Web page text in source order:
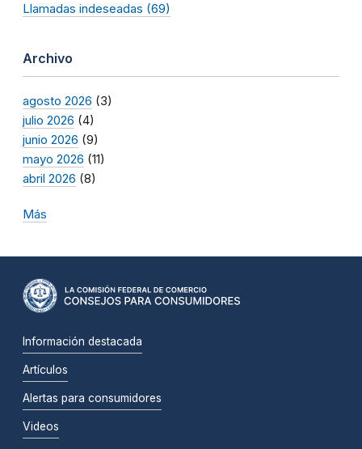
Llamadas indeseadas (69)
Archivo
agosto 2026 (3)
julio 2026 (4)
junio 2026 (9)
mayo 2026 (11)
abril 2026 (8)
Más
Información destacada
Artículos
Alertas para consumidores
Videos